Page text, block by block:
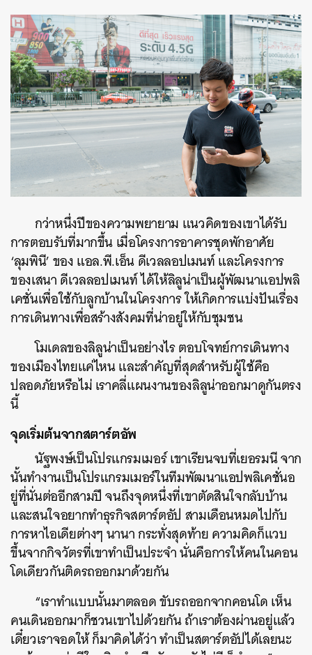
กว่าหนึ่งปีของความพยายาม แนวคิดของเขาได้รับ
การตอบรับที่มากขึ้น เมื่อโครงการอาคารชุดพักอาศัย
‘ลุมพินี’ ของ แอล.พี.เอ็น ดีเวลลอปเมนท์ และโครงการ
ของเสนา ดีเวลลอปเมนท์ ได้ให้ลิลูน่าเป็นผู้พัฒนาแอปพลิ
เคชั่นเพื่อใช้กับลูกบ้านในโครงการ ให้เกิดการแบ่งปันเรื่อง
การเดินทางเพื่อสร้างสังคมที่น่าอยู่ให้กับชุมชน
โมเดลของลิลูน่าเป็นอย่างไร ตอบโจทย์การเดินทาง
ของเมืองไทยแค่ไหน และสำคัญที่สุดสำหรับผู้ใช้คือ
ปลอดภัยหรือไม่ เราคลี่แผนงานของลิลูน่าออกมาดูกันตรง
นี้
จุดเริ่มต้นจากสตาร์ตอัพ
นัฐพงษ์เป็นโปรแกรมเมอร์ เขาเรียนจบที่เยอรมนี จาก
นั้นทำงานเป็นโปรแกรมเมอร์ในทีมพัฒนาแอปพลิเคชั่นอ
ยู่ที่นั่นต่ออีกสามปี จนถึงจุดหนึ่งที่เขาตัดสินใจกลับบ้าน
และสนใจอยากทำธุรกิจสตาร์ตอัป สามเดือนหมดไปกับ
การหาไอเดียต่างๆ นานา กระทั่งสุดท้าย ความคิดก็แวบ
ขึ้นจากกิจวัตรที่เขาทำเป็นประจำ นั่นคือการให้คนในคอน
โดเดียวกันติดรถออกมาด้วยกัน
“เราทำแบบนั้นมาตลอด ขับรถออกจากคอนโด เห็น
คนเดินออกมาก็ชวนเขาไปด้วยกัน ถ้าเราต้องผ่านอยู่แล้ว
เดี๋ยวเราจอดให้ ก็มาคิดได้ว่า ทำเป็นสตาร์ตอัปได้เลยนะ